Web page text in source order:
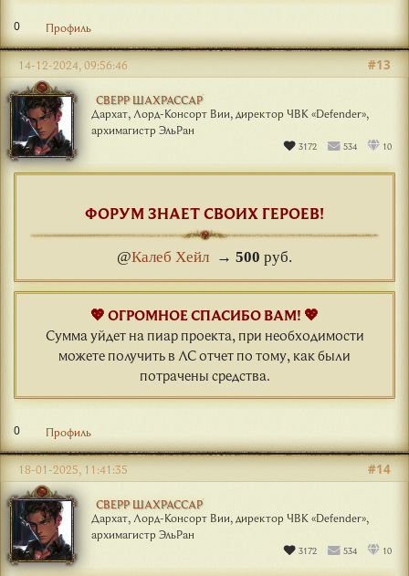
0 Профиль
СВЕРР ШАХРАССАР
Дархат, Лорд-Консорт Вии, директор ЧВК «Defender»,
архимагистр ЭльРан
3172 534 10
#13
14-12-2024, 09:56:46
ФОРУМ ЗНАЕТ СВОИХ ГЕРОЕВ!
@Калеб Хейл → 500 руб.
💖 ОГРОМНОЕ СПАСИБО ВАМ! 💖
Сумма уйдет на пиар проекта, при необходимости
можете получить в ЛС отчет по тому, как были
потрачены средства.
0 Профиль
СВЕРР ШАХРАССАР
Дархат, Лорд-Консорт Вии, директор ЧВК «Defender»,
архимагистр ЭльРан
3172 534 10
#14
18-01-2025, 11:41:35